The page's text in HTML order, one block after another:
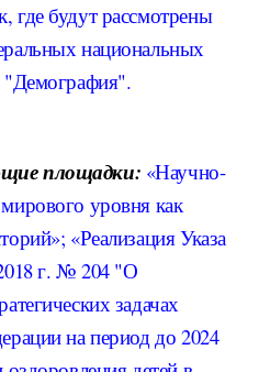
где будут рассмотрены
национальных
"Демография".
площадки: «Научно-
уровня как
«Реализация Указа
г. № 204 "О
задачах
на период до 2024